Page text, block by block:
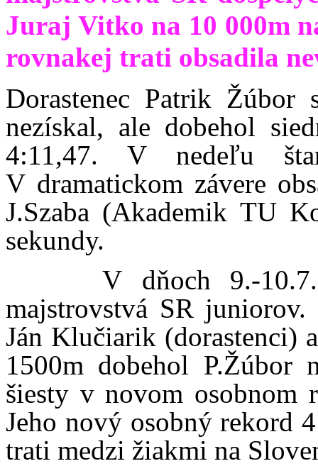
Juraj Vitko na 10 000m
rovnakej trati obsadila
Dorastenec Patrik
nezískal, ale dobehol
4:11,47. V nedeľu
V dramatickom závere
J.Szaba (Akademik TU
sekundy.
V dňoch 9.-
majstrovstvá SR
Ján Klučiarik (dorastenci)
1500m dobehol P.Žúbor
šiesty v novom osobnom
Jeho nový osobný rekord
trati medzi žiakmi na